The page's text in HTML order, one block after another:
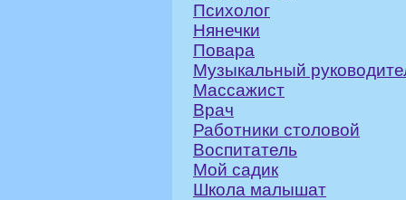
Психолог
Нянечки
Повара
Музыкальный
Массажист
Врач
Работники столовой
Воспитатель
Мой садик
Школа малышат